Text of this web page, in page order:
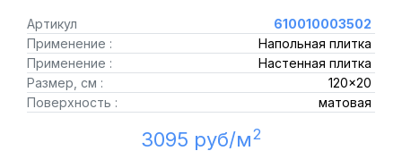
Артикул
610010003502
Применение :
Напольная плитка
Применение :
Настенная плитка
Размер, см :
120x20
Поверхность :
матовая
3095 руб/м2